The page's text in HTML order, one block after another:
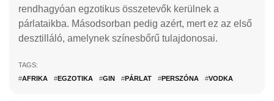
rendhagyóan egzotikus összetevők kerülnek a
párlataikba. Másodsorban pedig azért, mert ez az első
desztilláló, amelynek színesbőrű tulajdonosai.
TAGS:
#AFRIKA #EGZOTIKA #GIN #PÁRLAT #PERSZÓNA #VODKA